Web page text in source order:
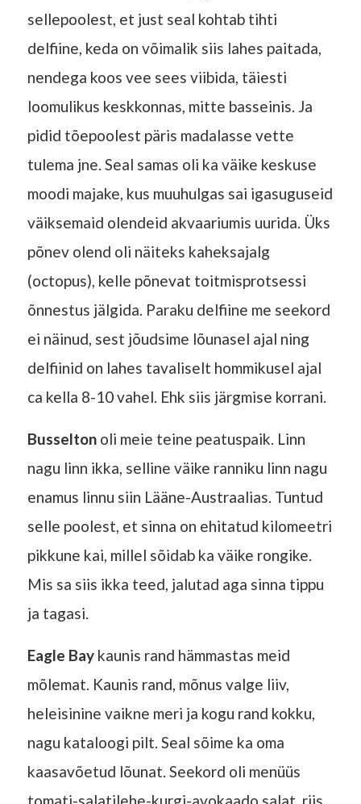
sellepoolest, et just seal kohtab tihti
delfiine, keda on võimalik siis lahes paitada,
nendega koos vee sees viibida, täiesti
loomulikus keskkonnas, mitte basseinis. Ja
pidid tõepoolest päris madalasse vette
tulema jne. Seal samas oli ka väike keskuse
moodi majake, kus muuhulgas sai igasuguseid
väiksemaid olendeid akvaariumis uurida. Üks
põnev olend oli näiteks kaheksajalg
(octopus), kelle põnevat toitmisprotsessi
õnnestus jälgida. Paraku delfiine me seekord
ei näinud, sest jõudsime lõunasel ajal ning
delfiinid on lahes tavaliselt hommikusel ajal
ca kella 8-10 vahel. Ehk siis järgmise korrani.
Busseltonoli meie teine peatuspaik. Linn
nagu linn ikka, selline väike ranniku linn nagu
enamus linnu siin Lääne-Austraalias. Tuntud
selle poolest, et sinna on ehitatud kilomeetri
pikkune kai, millel sõidab ka väike rongike.
Mis sa siis ikka teed, jalutad aga sinna tippu
ja tagasi.
Eagle Baykaunis rand hämmastas meid
mõlemat. Kaunis rand, mõnus valge liiv,
heleisinine vaikne meri ja kogu rand kokku,
nagu kataloogi pilt. Seal sõime ka oma
kaasavõetud lõunat. Seekord oli menüüs
tomati-salatilehe-kurgi-avokaado salat, riis